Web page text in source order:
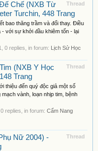
Thread
Chế (NXB Từ
Turchin, 448 Trang
bao thăng trầm và đổi thay. Điều
- với sự khởi đầu khiêm tốn - lại
, 0 replies, in forum: Lịch Sử Học
Thread
(NXB Y Học
Trang
thiệu đến quý độc giả một số
vành, loạn nhịp tim, bệnh
, 0 replies, in forum: Cẩm Nang
Thread
Nữ 2004) -